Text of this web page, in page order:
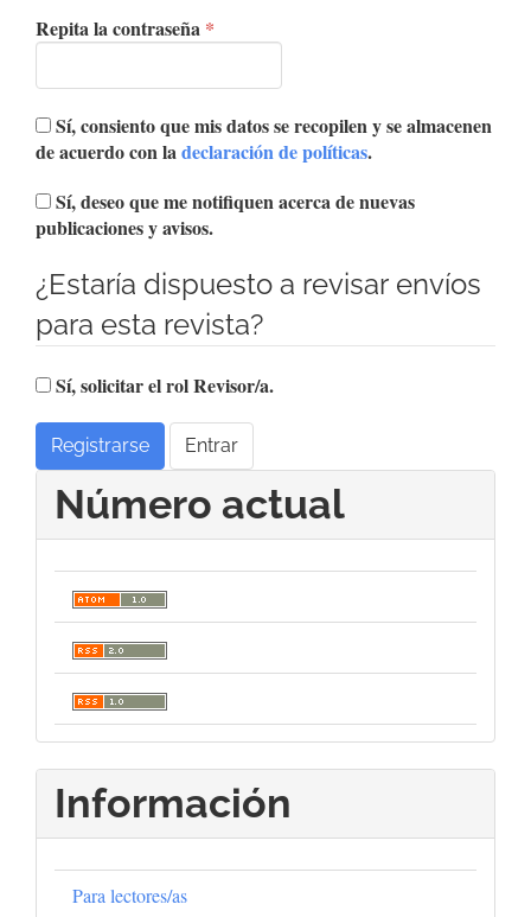
Repita la contraseña *
de acuerdo con ladeclaración de políticas.
publicaciones y avisos.
¿Estaría dispuesto a revisar envíos
para esta revista?
Sí, solicitar el rol Revisor/a.
Registrarse Entrar
Número actual
Información
Para lectores/as